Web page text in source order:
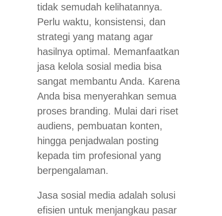
tidak semudah kelihatannya.
Perlu waktu, konsistensi, dan
strategi yang matang agar
hasilnya optimal. Memanfaatkan
jasa kelola sosial media bisa
sangat membantu Anda. Karena
Anda bisa menyerahkan semua
proses branding. Mulai dari riset
audiens, pembuatan konten,
hingga penjadwalan posting
kepada tim profesional yang
berpengalaman.
Jasa sosial media adalah solusi
efisien untuk menjangkau pasar